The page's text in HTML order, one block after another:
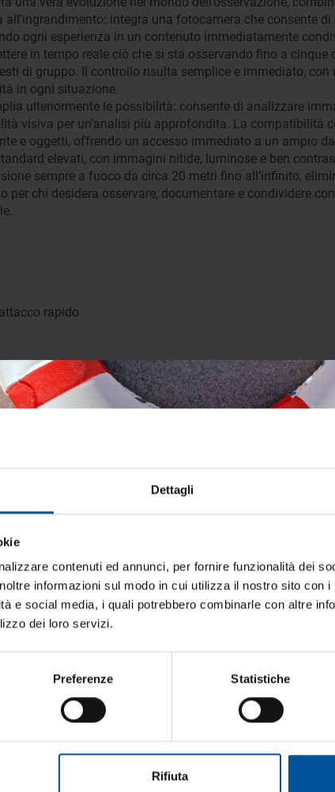
aggiornato sulle migliori occasioni
alla newsletter e ricevi le offerte più vantaggiose e
ogni giorno. Con MTO trovi tutto ciò che serve
trattamento dati personali
ISCRIVITI
Dettagli
contenuti ed annunci, per fornire funzionalità dei
informazioni sul modo in cui utilizza il nostro sito con
e social media, i quali potrebbero combinarle con altre
dei loro servizi.
Preferenze Statistiche
Rifiuta
integra una fotocamera che consente
ogni esperienza in un contenuto immediatamente
in tempo reale ciò che si sta osservando fino a
di gruppo. Il controllo risulta semplice e immediato,
in ogni situazione.
ulteriormente le possibilità: consente di analizzare
visiva per un’analisi più approfondita. La compatibilità
e oggetti, offrendo un accesso immediato a un ampio
elevati, con immagini nitide, luminose e ben
sempre a fuoco da circa 20 metri fino all’infinito,
per chi desidera osservare, documentare e condividere
rapido
caricatore